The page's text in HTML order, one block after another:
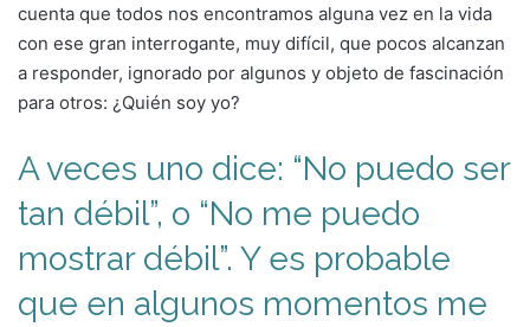
cuenta que todos nos encontramos alguna vez en la vida
con ese gran interrogante, muy difícil, que pocos alcanzan
a responder, ignorado por algunos y objeto de fascinación
para otros: ¿Quién soy yo?
A veces uno dice: “No puedo ser
tan débil”, o “No me puedo
mostrar débil”. Y es probable
que en algunos momentos me